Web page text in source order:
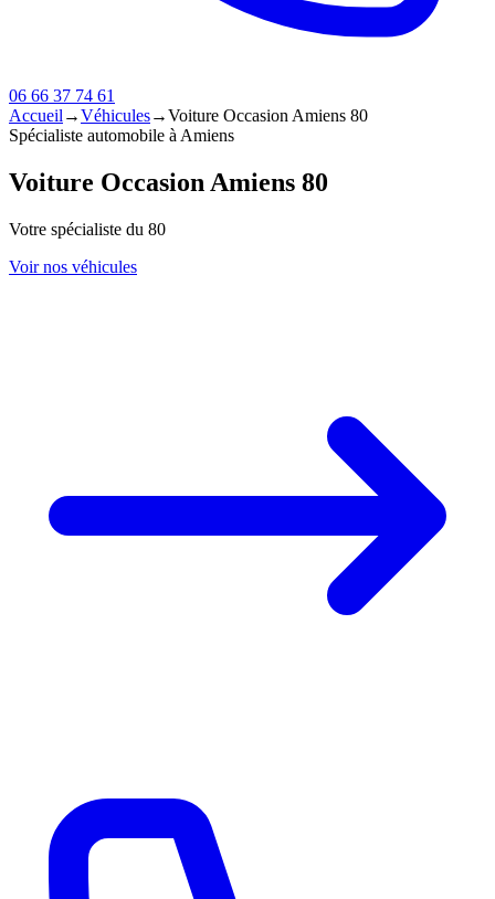
06 66 37 74 61
Accueil →Véhicules→Voiture Occasion Amiens 80
Spécialiste automobile à Amiens
Voiture Occasion Amiens 80
Votre spécialiste du 80
Voir nos véhicules